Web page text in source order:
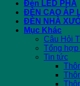
Đèn LED PHA
ĐÈN CAO ÁP
ĐÈN NHÀ
Mục Khác
Câu Hỏi
Tổng hợp
Tin tức